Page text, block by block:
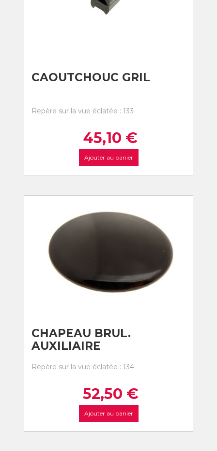
CAOUTCHOUC GRIL
Repère sur la vue éclatée : 133
45,10 €
Ajouter au panier
CHAPEAU BRUL.
AUXILIAIRE
Repère sur la vue éclatée : 134
52,50 €
Ajouter au panier